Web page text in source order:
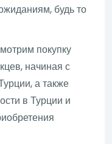
будь то
покупку
начиная с
а также
в Турции и